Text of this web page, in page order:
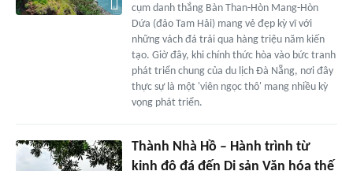
cụm danh thắng Bàn Than-Hòn Mang-Hòn
Dứa (đảo Tam Hải) mang vẻ đẹp kỳ vĩ với
những vách đá trải qua hàng triệu năm kiến
tạo. Giờ đây, khi chính thức hòa vào bức tranh
phát triển chung của du lịch Đà Nẵng, nơi đây
thực sự là một 'viên ngọc thô' mang nhiều kỳ
vọng phát triển.
Thành Nhà Hồ – Hành trình từ
kinh đô đá đến Di sản Văn hóa thế